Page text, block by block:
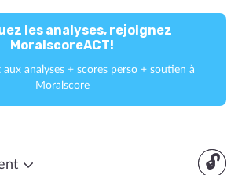
les analyses, rejoignez
MoralscoreACT!
analyses + scores perso + soutien à
Moralscore
🔓